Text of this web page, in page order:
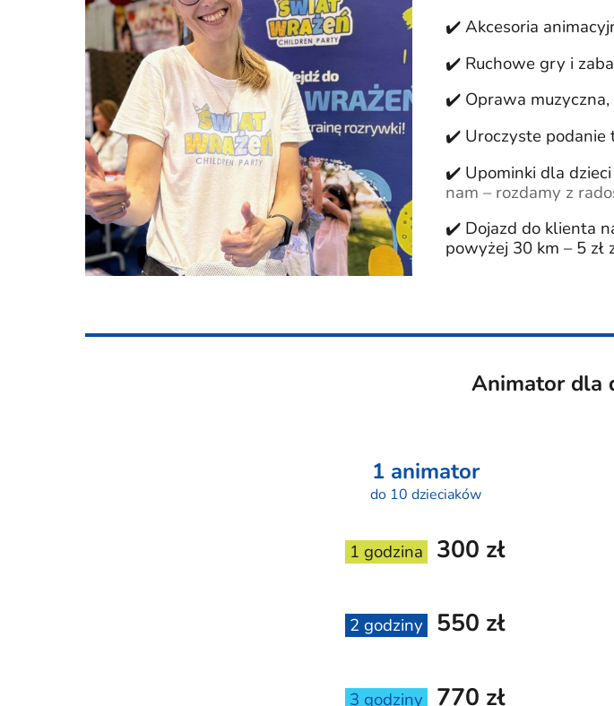
✔️ Akcesoria
✔️ Ruchowe gry i
✔️ Oprawa
✔️ Uroczyste podanie
✔️ Upominki dla
nam – rozdamy z
✔️ Dojazd do klienta
powyżej 30 km – 5
Animatordla
1 animator
do 10 dzieciaków
1 godzina 300 zł
2 godziny 550 zł
3 godziny 770 zł